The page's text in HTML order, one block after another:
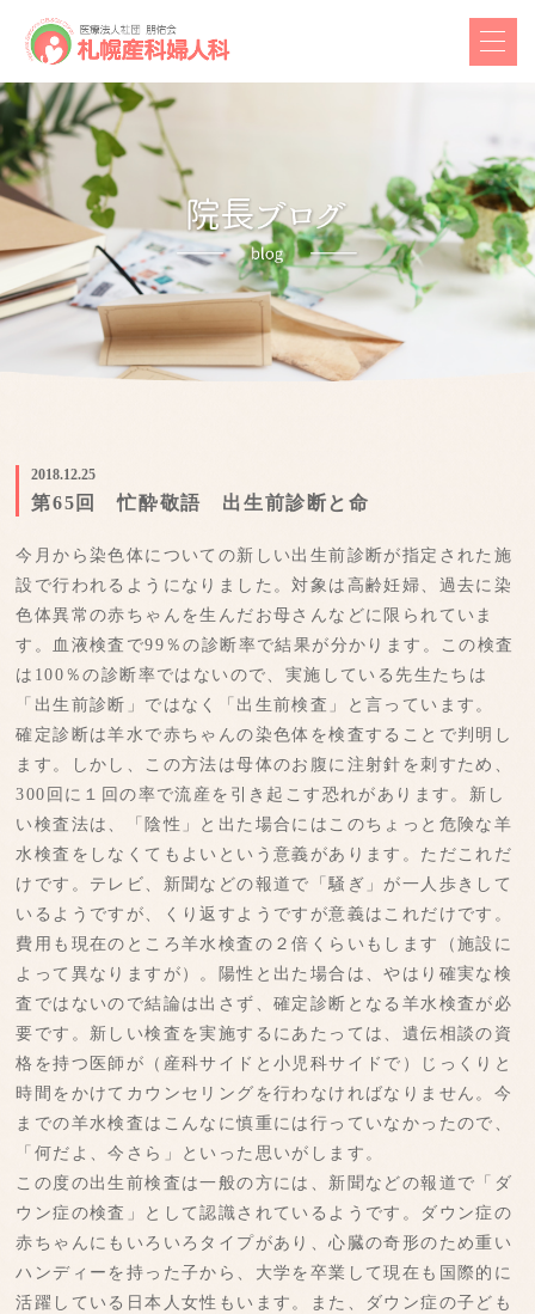
2018.12.25
第65回 忙酔敬語 出生前診断と命
今月から染色体についての新しい出生前診断が指定された施
設で行われるようになりました。対象は高齢妊婦、過去に染
色体異常の赤ちゃんを生んだお母さんなどに限られていま
す。血液検査で99％の診断率で結果が分かります。この検査
は100％の診断率ではないので、実施している先生たちは
「出生前診断」ではなく「出生前検査」と言っています。
確定診断は羊水で赤ちゃんの染色体を検査することで判明し
ます。しかし、この方法は母体のお腹に注射針を刺すため、
300回に１回の率で流産を引き起こす恐れがあります。新し
い検査法は、「陰性」と出た場合にはこのちょっと危険な羊
水検査をしなくてもよいという意義があります。ただこれだ
けです。テレビ、新聞などの報道で「騒ぎ」が一人歩きして
いるようですが、くり返すようですが意義はこれだけです。
費用も現在のところ羊水検査の２倍くらいもします（施設に
よって異なりますが）。陽性と出た場合は、やはり確実な検
査ではないので結論は出さず、確定診断となる羊水検査が必
要です。新しい検査を実施するにあたっては、遺伝相談の資
格を持つ医師が（産科サイドと小児科サイドで）じっくりと
時間をかけてカウンセリングを行わなければなりません。今
までの羊水検査はこんなに慎重には行っていなかったので、
「何だよ、今さら」といった思いがします。
この度の出生前検査は一般の方には、新聞などの報道で「ダ
ウン症の検査」として認識されているようです。ダウン症の
赤ちゃんにもいろいろタイプがあり、心臓の奇形のため重い
ハンディーを持った子から、大学を卒業して現在も国際的に
活躍している日本人女性もいます。また、ダウン症の子ども